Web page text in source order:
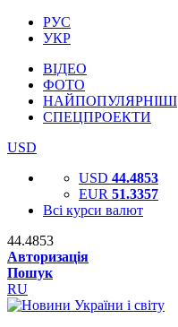
РУС
УКР
ВІДЕО
ФОТО
НАЙПОПУЛЯРНІШІ
СПЕЦПРОЕКТИ
USD
USD 44.4853
EUR 51.3357
Всі курси валют
44.4853
Авторизація
Пошук
RU